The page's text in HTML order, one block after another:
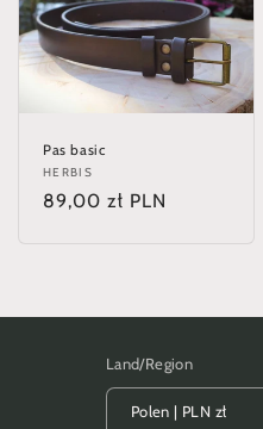
Pas basic
Anbieter:
HERBIS
Normaler
89,00 zł PLN
Land/Region
Polen | PLN zł